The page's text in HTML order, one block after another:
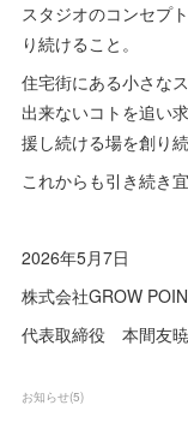
スタジオのコンセプ
り続けること。
住宅街にある小さな
出来ないコトを追い
援し続ける場を創り
これからも引き続き
2026年5月7日
株式会社GROW
代表取締役 本間友暁
お知らせ(5)